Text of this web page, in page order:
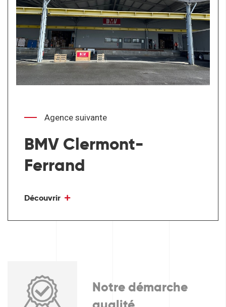
Agence suivante
BMV Clermont-
Ferrand
Découvrir
Notre démarche